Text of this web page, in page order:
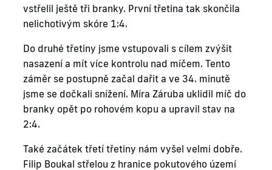
vstřelil ještě tři branky. První třetina tak skončila
nelichotivým skóre 1:4.
Do druhé třetiny jsme vstupovali s cílem zvýšit
nasazení a mít více kontrolu nad míčem. Tento
záměr se postupně začal dařit a ve 34. minutě
jsme se dočkali snížení. Míra Záruba uklidil míč do
branky opět po rohovém kopu a upravil stav na
2:4.
Také začátek třetí třetiny nám vyšel velmi dobře.
Filip Boukal střelou z hranice pokutového území